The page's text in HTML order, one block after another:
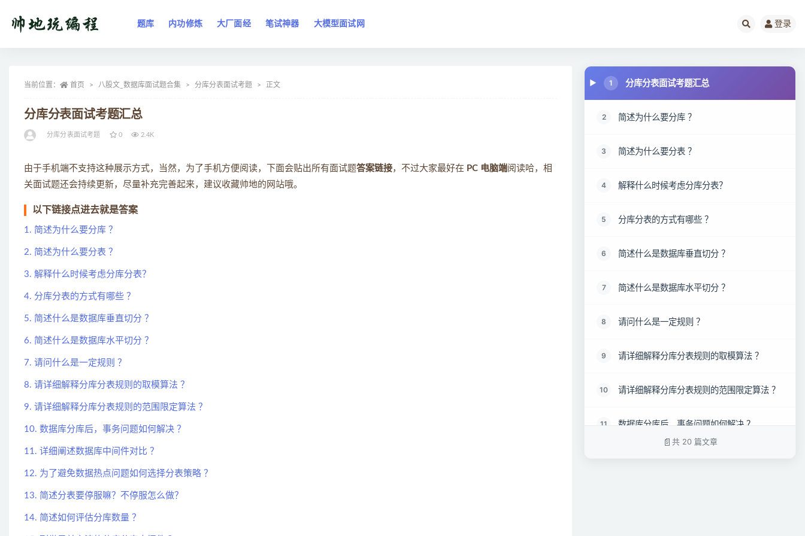
题库 内功修炼 大厂面经 笔试神器 大模型面试网 登录
当前位置： 首页 八股文_数据库面试题合集 分库分表面试考题 正文
分库分表面试考题汇总
分库分表面试考题 0 2.4K
由于手机端不支持这种展示方式，当然，为了手机方便阅读，下面会贴出所有面试题答案链接，不过大家最好在 PC 电脑端阅读哈，相
关面试题还会持续更新，尽量补充完善起来，建议收藏帅地的网站哦。
以下链接点进去就是答案
1. 简述为什么要分库 ？
2. 简述为什么要分表 ？
3. 解释什么时候考虑分库分表？
4. 分库分表的方式有哪些 ？
5. 简述什么是数据库垂直切分 ？
6. 简述什么是数据库水平切分 ？
7. 请问什么是一定规则 ？
8. 请详细解释分库分表规则的取模算法 ？
9. 请详细解释分库分表规则的范围限定算法 ？
10. 数据库分库后，事务问题如何解决 ？
11. 详细阐述数据库中间件对比 ？
12. 为了避免数据热点问题如何选择分表策略 ？
13. 简述分表要停服嘛？不停服怎么做？
14. 简述如何评估分库数量 ？
1 分库分表面试考题汇总
2 简述为什么要分库 ？
3 简述为什么要分表 ？
4 解释什么时候考虑分库分表？
5 分库分表的方式有哪些 ？
6 简述什么是数据库垂直切分 ？
7 简述什么是数据库水平切分 ？
8 请问什么是一定规则 ？
9 请详细解释分库分表规则的取模算法 ？
10 请详细解释分库分表规则的范围限定算法 ？
11 数据库分库后，事务问题如何解决 ？
共 20 篇文章